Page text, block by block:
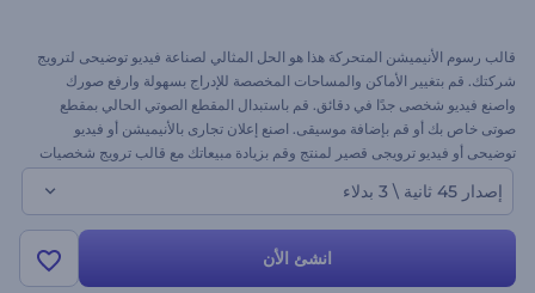
قالب رسوم الأنيميشن المتحركة هذا هو الحل المثالي لصناعة فيديو توضيحى لترويج
شركتك. قم بتغيير الأماكن والمساحات المخصصة للإدراج بسهولة وارفع صورك
واصنع فيديو شخصى جدًا في دقائق. قم باستبدال المقطع الصوتي الحالي بمقطع
صوتى خاص بك أو قم بإضافة موسيقى. اصنع إعلان تجارى بالأنيميشن أو فيديو
توضيحى أو فيديو ترويجى قصير لمنتج وقم بزيادة مبيعاتك مع قالب ترويج شخصيات
الكرتون
إصدار 45 ثانية \ 3 بدلاء
انشئ الأن